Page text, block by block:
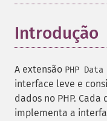
Introdução
A extensão PHP
interface leve e
dados no PHP.
implementa a